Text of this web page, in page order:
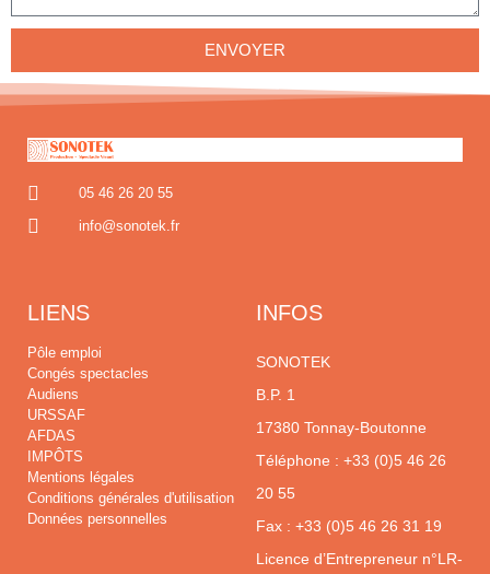
ENVOYER
05 46 26 20 55
info@sonotek.fr
LIENS
Pôle emploi
Congés spectacles
Audiens
URSSAF
AFDAS
IMPÔTS
Mentions légales
Conditions générales d'utilisation
Données personnelles
INFOS
SONOTEK
B.P. 1
17380 Tonnay-Boutonne
Téléphone : +33 (0)5 46 26
20 55
Fax : +33 (0)5 46 26 31 19
Licence d’Entrepreneur n°LR-